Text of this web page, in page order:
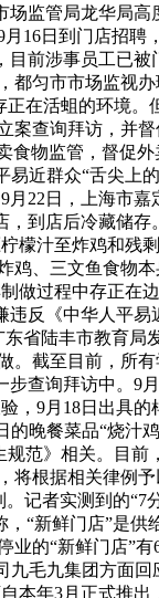
监管局龙华局
16日到门店招聘
前涉事员工已
匀市市场监视办
在活蛆的环境。
案查询拜访，并
食物监管，督促
近群众“舌尖上
22日，上海市嘉
到店后冷藏储
檬汁至炸鸡和残
、三文鱼食物
做过程中存正在
反《中华人平
省陆丰市教育局
截至目前，所
查询拜访中。9
，9月18日出具
晚餐菜品“烧汁
范》相关。目
将根据相关律例
记者实测到的“7
“新鲜门店”是
的“新鲜门店”
毛九集团方面回
本年3月正式推